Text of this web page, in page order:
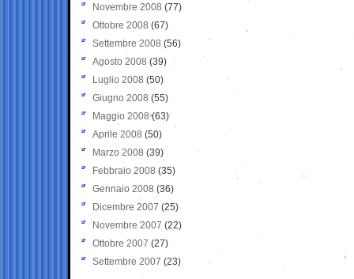
Novembre 2008 (77)
Ottobre 2008 (67)
Settembre 2008 (56)
Agosto 2008 (39)
Luglio 2008 (50)
Giugno 2008 (55)
Maggio 2008(63)
Aprile 2008 (50)
Marzo 2008 (39)
Febbraio 2008 (35)
Gennaio 2008 (36)
Dicembre 2007 (25)
Novembre 2007 (22)
Ottobre 2007 (27)
Settembre 2007 (23)